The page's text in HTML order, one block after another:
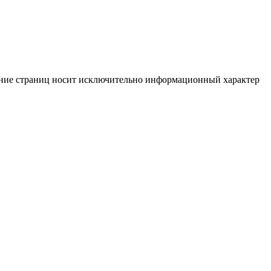
страниц носит исключительно информационный характер